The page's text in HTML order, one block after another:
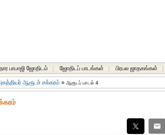
பாபாஜி ஜோதிடம் ஜோதிடப் பாடங்கள் பிரபல ஜாதகங்கள்
ஆரூடச் சக்கரம் » ஆரூடப் பாடல் 4